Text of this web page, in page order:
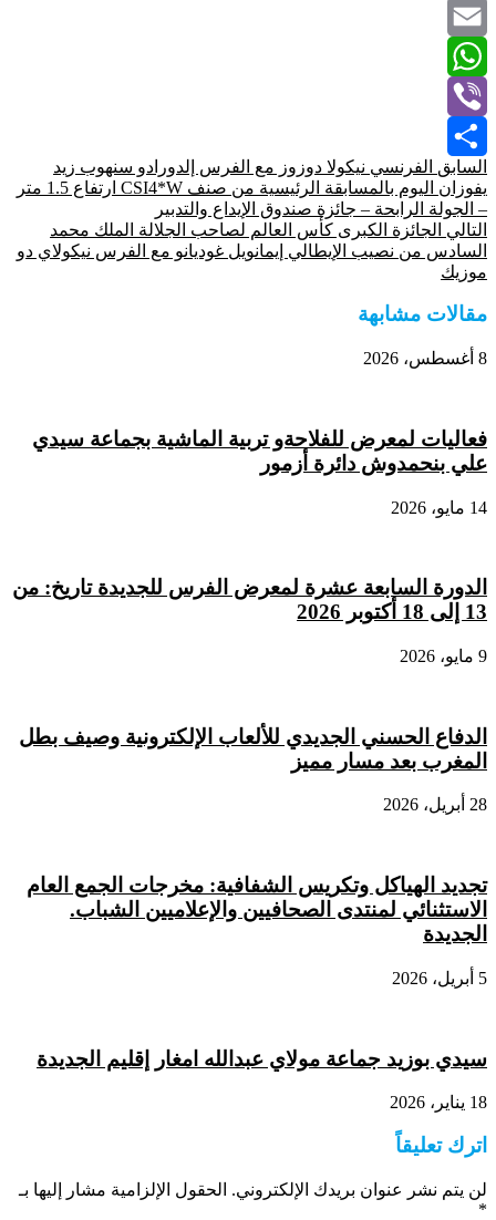
Messenger
Email
WhatsApp
Viber
Share
السابق الفرنسي نيكولا دوزوز مع الفرس إلدورادو سنهوب زيد
يفوزان اليوم بالمسابقة الرئيسية من صنف CSI4*W ارتفاع 1.5 متر
– الجولة الرابحة – جائزة صندوق الإيداع والتدبير
التالي الجائزة الكبرى كأس العالم لصاحب الجلالة الملك محمد
السادس من نصيب الإيطالي إيمانويل غوديانو مع الفرس نيكولاي دو
موزيك
مقالات مشابهة
8 أغسطس، 2026
فعاليات لمعرض للفلاحةو تربية الماشية بجماعة سيدي
علي بنحمدوش دائرة أزمور
14 مايو، 2026
الدورة السابعة عشرة لمعرض الفرس للجديدة تاريخ: من
13 إلى 18 أكتوبر 2026
9 مايو، 2026
الدفاع الحسني الجديدي للألعاب الإلكترونية وصيف بطل
المغرب بعد مسار مميز
28 أبريل، 2026
تجديد الهياكل وتكريس الشفافية: مخرجات الجمع العام
الاستثنائي لمنتدى الصحافيين والإعلاميين الشباب.
الجديدة
5 أبريل، 2026
سيدي بوزيد جماعة مولاي عبدالله امغار إقليم الجديدة
18 يناير، 2026
اترك تعليقاً
لن يتم نشر عنوان بريدك الإلكتروني. الحقول الإلزامية مشار إليها بـ
*